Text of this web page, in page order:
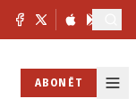
ABONĒT